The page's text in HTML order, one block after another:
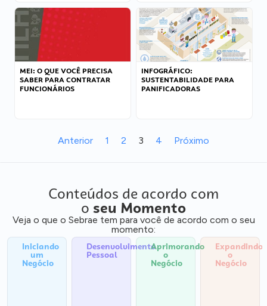
MEI: O QUE VOCÊ PRECISA
SABER PARA CONTRATAR
FUNCIONÁRIOS
INFOGRÁFICO:
SUSTENTABILIDADE PARA
PANIFICADORAS
Anterior 1 2 3 4 Próximo
Conteúdos de acordo com
o seu Momento
Veja o que o Sebrae tem para você de acordo com o seu
momento:
Iniciando
um
Negócio
Desenvolvimento
Pessoal
Aprimorando
o
Negócio
Expandindo
o
Negócio